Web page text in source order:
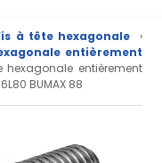
à tête hexagonale
›
entièrement
hexagonale entièrement
BUMAX 88